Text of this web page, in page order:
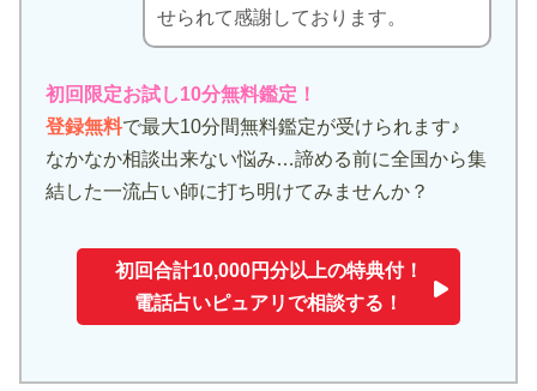
せられて感謝しております。
初回限定お試し10分無料鑑定！
登録無料で最大10分間無料鑑定が受けられます♪
なかなか相談出来ない悩み…諦める前に全国から集
結した一流占い師に打ち明けてみませんか？
初回合計10,000円分以上の特典付！
電話占いピュアリで相談する！